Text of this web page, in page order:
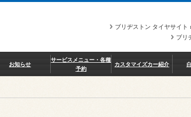
ブリヂストン タイヤサイト
ブリ
お知らせ
サービスメニュー・各種
予約
カスタマイズカー紹介